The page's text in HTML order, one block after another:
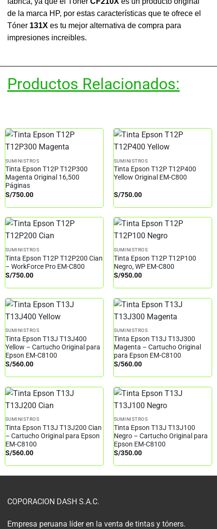
de la marca HP, por estas características que te ofrece el
Tóner 131X es tu mejor alternativa de compra para
impresiones increibles.
Productos Relacionados:
SUMINISTROS
Tinta Epson T12P T12P300
Magenta Original 16,500
Páginas
S/750.00
SUMINISTROS
Tinta Epson T12P T12P400
Yellow Original EM-C800
S/750.00
SUMINISTROS
Tinta Epson T12P T12P200 Cian
– WorkForce Pro EM-C800
S/750.00
SUMINISTROS
Tinta Epson T12P T12P100
Negro, WP EM-C800
S/950.00
SUMINISTROS
Tinta Epson T13J T13J400
Yellow – Cartucho Original para
Epson EM-C8100
S/560.00
SUMINISTROS
Tinta Epson T13J T13J300
Magenta – Cartucho Original
para Epson EM-C8100
S/560.00
SUMINISTROS
Tinta Epson T13J T13J200 Cian
– Cartucho Original para Epson
EM-C8100
S/560.00
SUMINISTROS
Tinta Epson T13J T13J100
Negro – Cartucho Original para
Epson EM-C8100
S/350.00
COPORACION DASH S.A.C.
Empresa peruana líder en la venta de tintas y tóners.